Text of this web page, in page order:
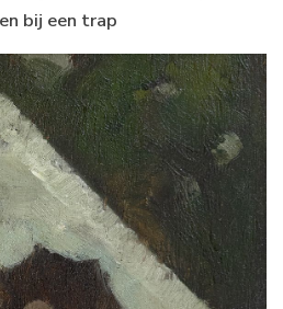
bij een trap